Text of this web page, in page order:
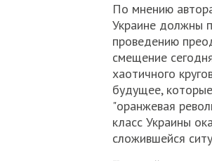
По мнению
Украине должны
проведению
смещение
хаотичного
будущее,
"оранжевая
класс Украины
сложившейся